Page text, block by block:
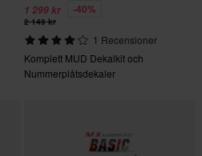
1 299 kr -40%
2 149 kr
1 Recensioner
Komplett MUD Dekalkit och
Nummerplåtsdekaler